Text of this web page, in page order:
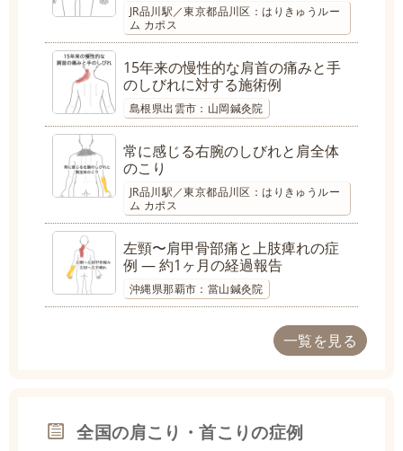
JR品川駅／東京都品川区：はりきゅうルー
ム カポス
15年来の慢性的な肩首の痛みと手
のしびれに対する施術例
島根県出雲市：山岡鍼灸院
常に感じる右腕のしびれと肩全体
のこり
JR品川駅／東京都品川区：はりきゅうルー
ム カポス
左頸〜肩甲骨部痛と上肢痺れの症
例 ― 約1ヶ月の経過報告
沖縄県那覇市：當山鍼灸院
一覧を見る
全国の肩こり・首こりの症例